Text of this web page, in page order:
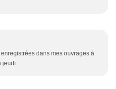
dans mes ouvrages à
jeudi